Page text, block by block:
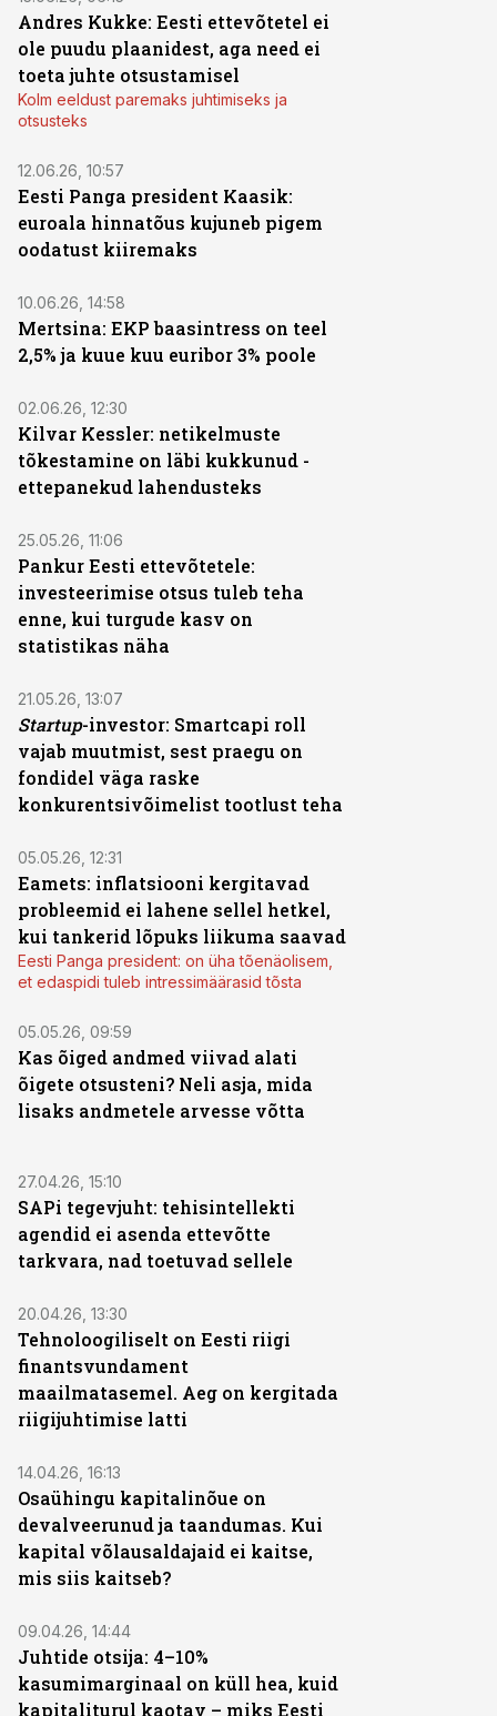
Andres Kukke: Eesti ettevõtetel ei
ole puudu plaanidest, aga need ei
toeta juhte otsustamisel
Kolm eeldust paremaks juhtimiseks ja
otsusteks
12.06.26, 10:57
Eesti Panga president Kaasik:
euroala hinnatõus kujuneb pigem
oodatust kiiremaks
10.06.26, 14:58
Mertsina: EKP baasintress on teel
2,5% ja kuue kuu euribor 3% poole
02.06.26, 12:30
Kilvar Kessler: netikelmuste
tõkestamine on läbi kukkunud -
ettepanekud lahendusteks
25.05.26, 11:06
Pankur Eesti ettevõtetele:
investeerimise otsus tuleb teha
enne, kui turgude kasv on
statistikas näha
21.05.26, 13:07
Startup-investor: Smartcapi roll
vajab muutmist, sest praegu on
fondidel väga raske
konkurentsivõimelist tootlust teha
05.05.26, 12:31
Eamets: inflatsiooni kergitavad
probleemid ei lahene sellel hetkel,
kui tankerid lõpuks liikuma saavad
Eesti Panga president: on üha tõenäolisem,
et edaspidi tuleb intressimäärasid tõsta
05.05.26, 09:59
Kas õiged andmed viivad alati
õigete otsusteni? Neli asja, mida
lisaks andmetele arvesse võtta
27.04.26, 15:10
SAPi tegevjuht: tehisintellekti
agendid ei asenda ettevõtte
tarkvara, nad toetuvad sellele
20.04.26, 13:30
Tehnoloogiliselt on Eesti riigi
finantsvundament
maailmatasemel. Aeg on kergitada
riigijuhtimise latti
14.04.26, 16:13
Osaühingu kapitalinõue on
devalveerunud ja taandumas. Kui
kapital võlausaldajaid ei kaitse,
mis siis kaitseb?
09.04.26, 14:44
Juhtide otsija: 4–10%
kasumimarginaal on küll hea, kuid
kapitaliturul kaotav – miks Eesti